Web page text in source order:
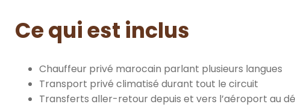
Ce qui est inclus
Chauffeur privé marocain parlant plusieurs langues
Transport privé climatisé durant tout le circuit
Transferts aller-retour depuis et vers l’aéroport au